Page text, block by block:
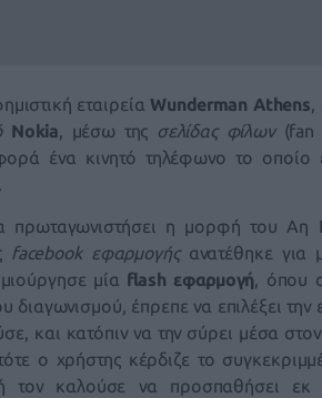
εταιρείαWunderman Athens,
Nokia, μέσω της σελίδας φίλων(fan
ένα κινητό τηλέφωνο το οποίο
πρωταγωνιστήσει η μορφή του Αη
facebook εφαρμογήςανατέθηκε για
μία flash εφαρμογή, όπου
έπρεπε να επιλέξει την
και κατόπιν να την σύρει μέσα
ο χρήστης κέρδιζε το
καλούσε να προσπαθήσει εκ